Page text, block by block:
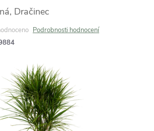
Dračinec
Podrobnosti hodnocení